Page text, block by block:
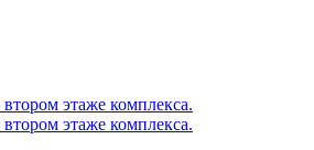
этаже комплекса.
этаже комплекса.